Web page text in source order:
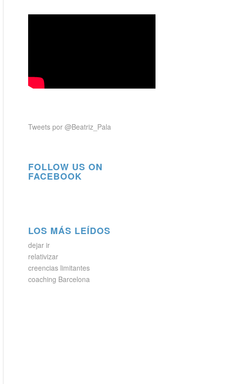
Tweets por @Beatriz_Pala
FOLLOW US ON
FACEBOOK
LOS MÁS LEÍDOS
dejar ir
relativizar
creencias limitantes
coaching Barcelona